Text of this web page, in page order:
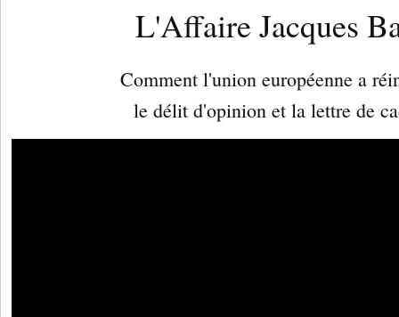
L'Affaire Jacques
Comment l'union européenne a
le délit d'opinion et la lettre de